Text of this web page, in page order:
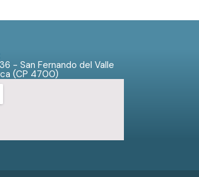
- San Fernando del Valle
(CP 4700)